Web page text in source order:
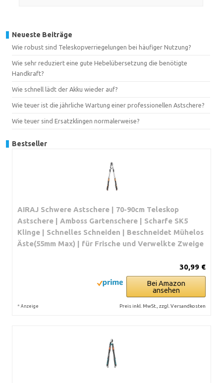
Neueste Beiträge
Wie robust sind Teleskopverriegelungen bei häufiger Nutzung?
Wie sehr reduziert eine gute Hebelübersetzung die benötigte
Handkraft?
Wie schnell lädt der Akku wieder auf?
Wie teuer ist die jährliche Wartung einer professionellen Astschere?
Wie teuer sind Ersatzklingen normalerweise?
Bestseller
AIRAJ Schwere Astschere | 70-90cm Teleskop
Astschere | Amboss Gartenschere | Scharfe SK5
Klinge | Schnelles Schneiden | Beschneidet Mühelos
Äste(55mm Max) | für Frische und Verwelkte Zweige
30,99 €
Bei Amazon
ansehen
* Anzeige Preis inkl. MwSt., zzgl. Versandkosten